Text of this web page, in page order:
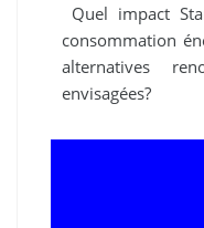
Quel impact
consommation
alternatives
envisagées?